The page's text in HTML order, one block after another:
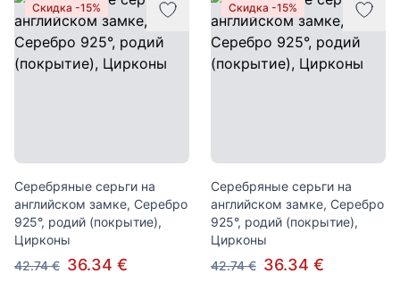
Скидка -15%
Серебряные серьги на
английском замке, Серебро
925°, родий (покрытие),
Цирконы
42.74 € 36.34 €
Скидка -15%
Серебряные серьги на
английском замке, Серебро
925°, родий (покрытие),
Цирконы
42.74 € 36.34 €